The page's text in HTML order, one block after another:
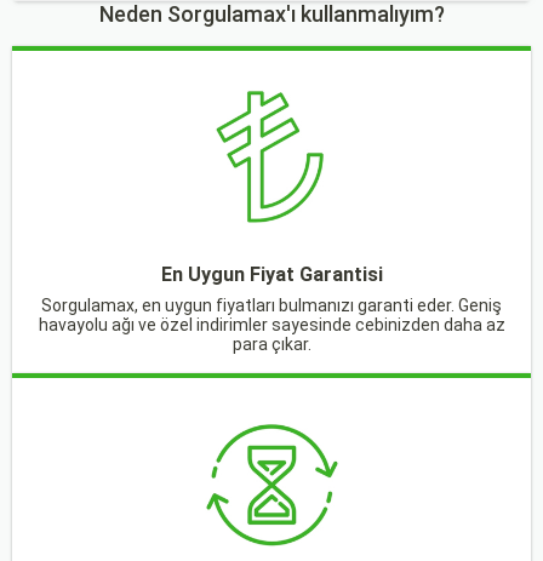
Neden Sorgulamax'ı kullanmalıyım?
En Uygun Fiyat Garantisi
Sorgulamax, en uygun fiyatları bulmanızı garanti eder. Geniş
havayolu ağı ve özel indirimler sayesinde cebinizden daha az
para çıkar.